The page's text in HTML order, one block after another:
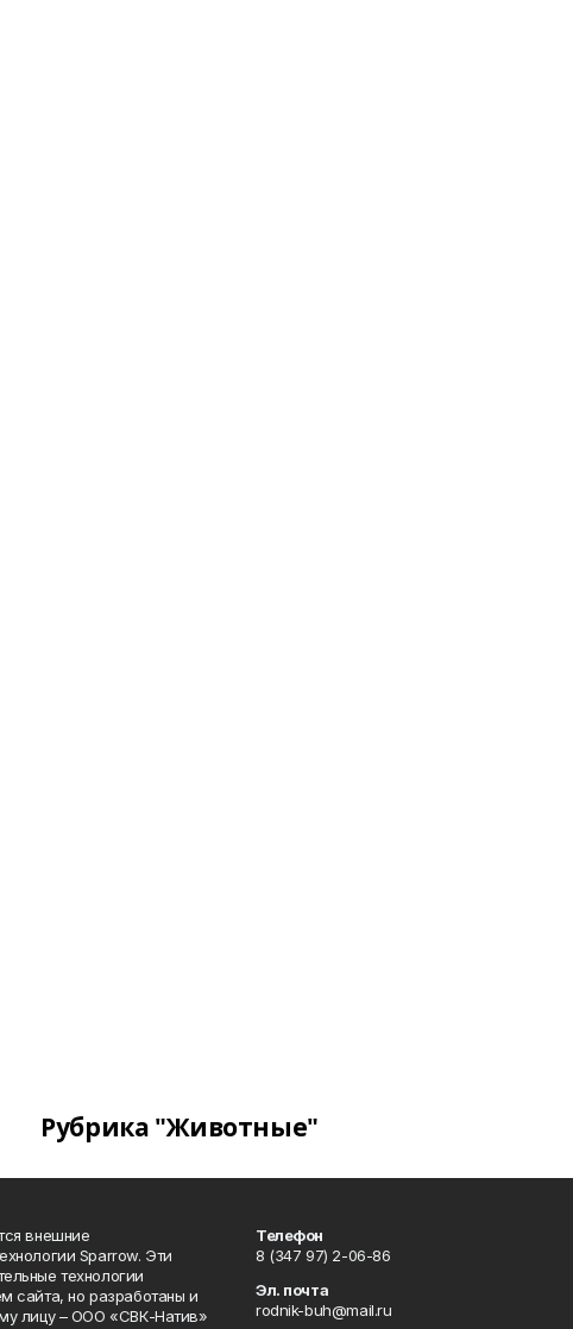
Рубрика "Животные"
внешние
Sparrow. Эти
технологии
сайта, но разработаны и
лицу – ООО «СВК-Натив»
Телефон
8 (347 97) 2-06-86
Эл. почта
rodnik-buh@mail.ru